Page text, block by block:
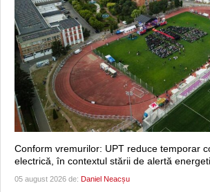
Conform vremurilor: UPT reduce temporar
electrică, în contextul stării de alertă
05 august 2026 de: Daniel Neacșu